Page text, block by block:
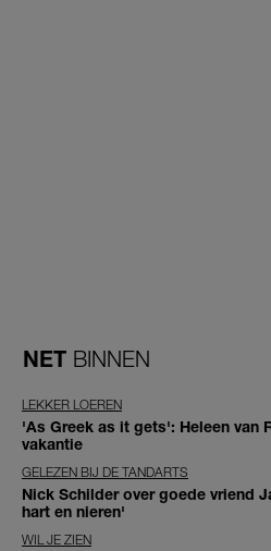
NET BINNEN
LEKKER LOEREN
'As Greek as it gets': Heleen van
vakantie
GELEZEN BIJ DE TANDARTS
Nick Schilder over goede vriend
hart en nieren'
WIL JE ZIEN